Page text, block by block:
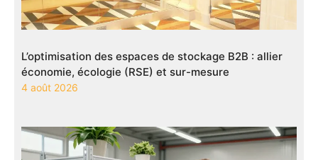
L’optimisation des espaces de stockage B2B : allier
économie, écologie (RSE) et sur-mesure
4 août 2026